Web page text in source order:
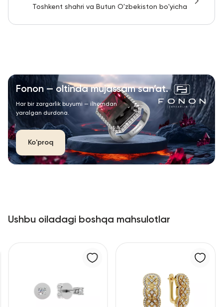
Toshkent shahri va Butun O'zbekiston bo'yicha
Fonon — oltinda mujassam san’at.
Har bir zargarlik buyumi — ilhomdan
yaralgan durdona.
Ko'proq
Ushbu oiladagi boshqa mahsulotlar